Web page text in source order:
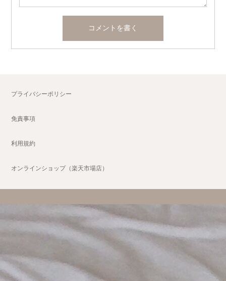
プライバシーポリシー
免責事項
利用規約
オンラインショップ（楽天市場店）